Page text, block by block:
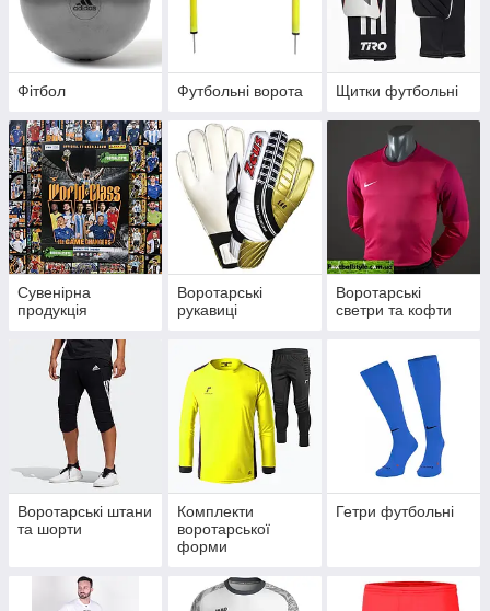
Фітбол Футбольні ворота Щитки футбольні
Сувенірна
продукція
Воротарські
рукавиці
Воротарські
светри та кофти
Воротарські штани
та шорти
Комплекти
воротарської
форми
Гетри футбольні